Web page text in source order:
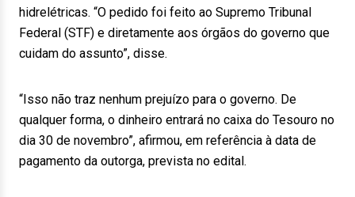
hidrelétricas. “O pedido foi feito ao Supremo Tribunal
Federal (STF) e diretamente aos órgãos do governo que
cuidam do assunto”, disse.
“Isso não traz nenhum prejuízo para o governo. De
qualquer forma, o dinheiro entrará no caixa do Tesouro no
dia 30 de novembro”, afirmou, em referência à data de
pagamento da outorga, prevista no edital.